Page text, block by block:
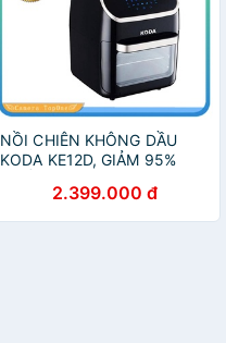
NỒI CHIÊN KHÔNG DẦU
KODA KE12D, GIẢM 95%
MỚI TIẾT KIỆM ĐIỆN 50%
2.399.000 đ